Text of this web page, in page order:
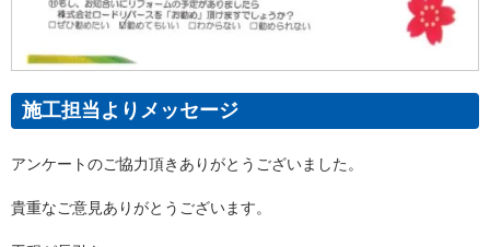
施工担当よりメッセージ
アンケートのご協力頂きありがとうございました。
貴重なご意見ありがとうございます。